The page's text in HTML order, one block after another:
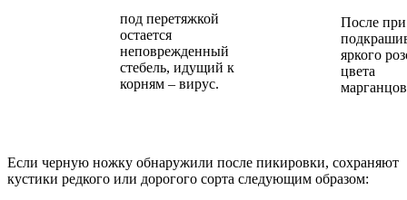
под перетяжкой
остается
неповрежденный
стебель, идущий к
корням – вирус.
После
яркого
цвета
Если черную ножку обнаружили после пикировки, сохраняют
кустики редкого или дорогого сорта следующим образом: